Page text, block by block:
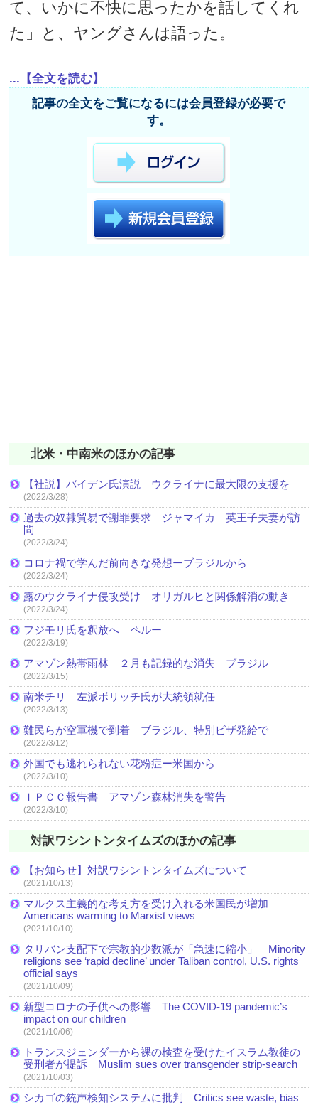
て、いかに不快に思ったかを話してくれ
た」と、ヤングさんは語った。
...【全文を読む】
記事の全文をご覧になるには会員登録が必要で
す。
北米・中南米のほかの記事
【社説】バイデン氏演説 ウクライナに最大限の支援を
(2022/3/28)
過去の奴隷貿易で謝罪要求 ジャマイカ 英王子夫妻が訪
問
(2022/3/24)
コロナ禍で学んだ前向きな発想ーブラジルから
(2022/3/24)
露のウクライナ侵攻受け オリガルヒと関係解消の動き
(2022/3/24)
フジモリ氏を釈放へ ペルー
(2022/3/19)
アマゾン熱帯雨林 ２月も記録的な消失 ブラジル
(2022/3/15)
南米チリ 左派ボリッチ氏が大統領就任
(2022/3/13)
難民らが空軍機で到着 ブラジル、特別ビザ発給で
(2022/3/12)
外国でも逃れられない花粉症ー米国から
(2022/3/10)
ＩＰＣＣ報告書 アマゾン森林消失を警告
(2022/3/10)
対訳ワシントンタイムズのほかの記事
【お知らせ】対訳ワシントンタイムズについて
(2021/10/13)
マルクス主義的な考え方を受け入れる米国民が増加
Americans warming to Marxist views
(2021/10/10)
タリバン支配下で宗教的少数派が「急速に縮小」 Minority
religions see ‘rapid decline’ under Taliban control, U.S. rights
official says
(2021/10/09)
新型コロナの子供への影響 The COVID-19 pandemic’s
impact on our children
(2021/10/06)
トランスジェンダーから裸の検査を受けたイスラム教徒の
受刑者が提訴 Muslim sues over transgender strip-search
(2021/10/03)
シカゴの銃声検知システムに批判 Critics see waste, bias